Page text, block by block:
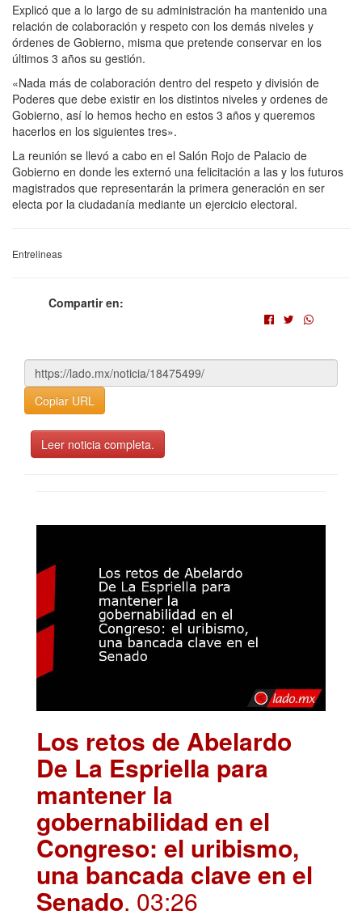
Explicó que a lo largo de su administración ha mantenido una
relación de colaboración y respeto con los demás niveles y
órdenes de Gobierno, misma que pretende conservar en los
últimos 3 años su gestión.
«Nada más de colaboración dentro del respeto y división de
Poderes que debe existir en los distintos niveles y ordenes de
Gobierno, así lo hemos hecho en estos 3 años y queremos
hacerlos en los siguientes tres».
La reunión se llevó a cabo en el Salón Rojo de Palacio de
Gobierno en donde les externó una felicitación a las y los futuros
magistrados que representarán la primera generación en ser
electa por la ciudadanía mediante un ejercicio electoral.
Entrelineas
Compartir en:
Copiar URL
Leer noticia completa.
Los retos de Abelardo
De La Espriella para
mantener la
gobernabilidad en el
Congreso: el uribismo,
una bancada clave en el
Senado. 03:26